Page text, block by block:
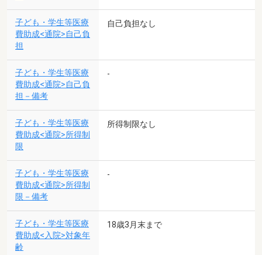
子ども・学生等医療
費助成<通院>自己負
担
自己負担なし
子ども・学生等医療
費助成<通院>自己負
担－備考
-
子ども・学生等医療
費助成<通院>所得制
限
所得制限なし
子ども・学生等医療
費助成<通院>所得制
限－備考
-
子ども・学生等医療
費助成<入院>対象年
齢
18歳3月末まで